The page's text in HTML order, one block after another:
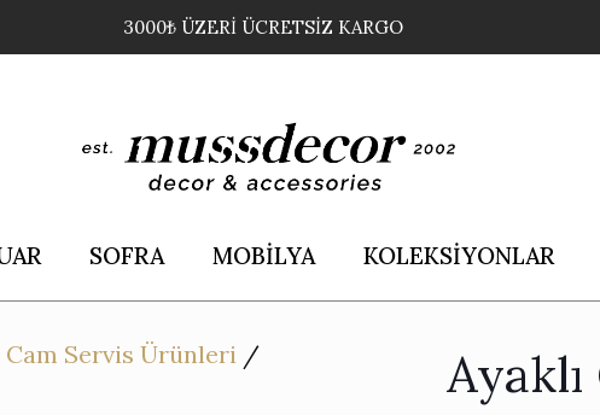
3000₺ ÜZERİ ÜCRETSİZ KARGO
SOFRA MOBİLYA KOLEKSİYONLAR
Cam Servis Ürünleri /